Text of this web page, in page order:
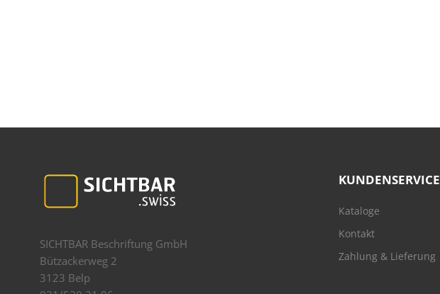
SICHTBAR Beschriftung GmbH
Bützackerweg 2
3123 Belp
KUNDENSERVICE
Kataloge
Kontakt
Zahlung & Lieferung